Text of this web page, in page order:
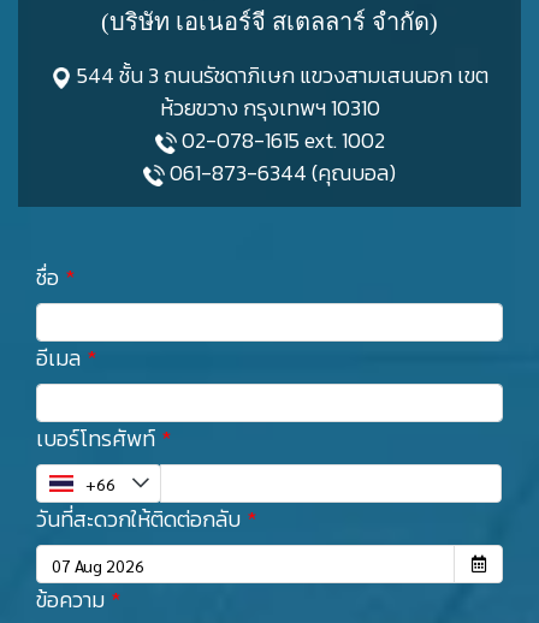
(บริษัท เอเนอร์จี สเตลลาร์ จำกัด)
544 ชั้น 3 ถนนรัชดาภิเษก แขวงสามเสนนอก เขต
ห้วยขวาง กรุงเทพฯ 10310
02-078-1615 ext. 1002
061-873-6344 (คุณบอล)
ชื่อ
อีเมล
เบอร์โทรศัพท์
วันที่สะดวกให้ติดต่อกลับ
ข้อความ